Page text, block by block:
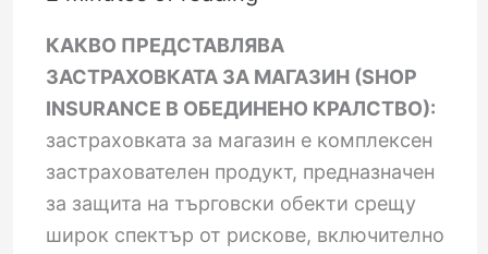
КАКВО ПРЕДСТАВЛЯВА
ЗАСТРАХОВКАТА ЗА МАГАЗИН (SHOP
INSURANCE В ОБЕДИНЕНО КРАЛСТВО):
застраховката за магазин е комплексен
застрахователен продукт, предназначен
за защита на търговски обекти срещу
широк спектър от рискове, включително